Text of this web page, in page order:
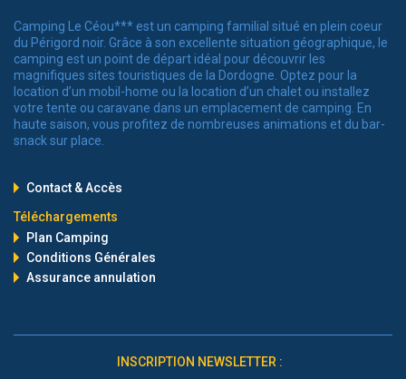
Camping Le Céou*** est un camping familial situé en plein coeur
du Périgord noir. Grâce à son excellente situation géographique, le
camping est un point de départ idéal pour découvrir les
magnifiques sites touristiques de la Dordogne. Optez pour la
location d’un mobil-home ou la location d’un chalet ou installez
votre tente ou caravane dans un emplacement de camping. En
haute saison, vous profitez de nombreuses animations et du bar-
snack sur place.
Contact & Accès
Téléchargements
Plan Camping
Conditions Générales
Assurance annulation
INSCRIPTION NEWSLETTER :